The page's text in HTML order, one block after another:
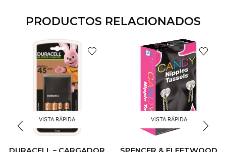
PRODUCTOS RELACIONADOS
VISTA RÁPIDA VISTA RÁPIDA